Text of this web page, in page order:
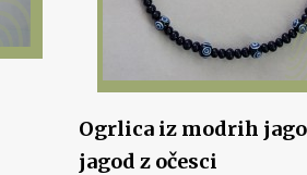
Ogrlica iz modrih
jagod z očesci